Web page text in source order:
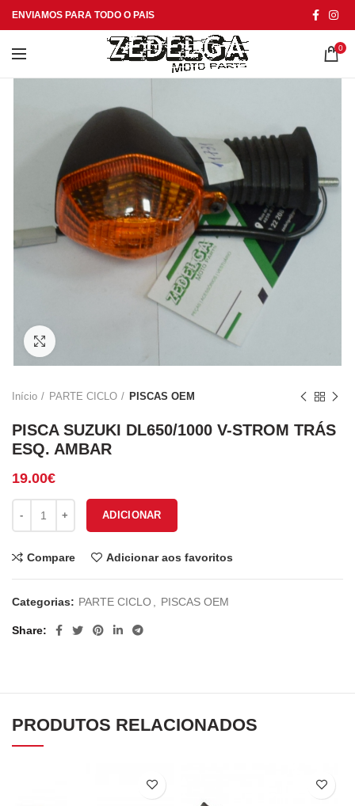
ENVIAMOS PARA TODO O PAIS
0
Início PARTE CICLO PISCAS OEM
PISCA SUZUKI DL650/1000 V-STROM TRÁS
ESQ. AMBAR
19.00€
Quantidade de PISCA SUZUKI DL650/1000 V-STROM TRÁS ESQ.
ADICIONAR
Compare Adicionar aos favoritos
Categorias: PARTE CICLO PISCAS OEM
Share
PRODUTOS RELACIONADOS